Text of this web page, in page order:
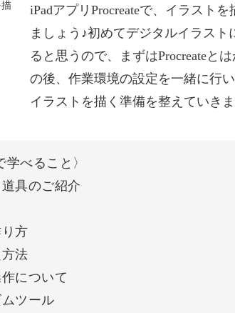
ッと始められ、準備や後片付けなど、
iPadアプリProcreateで、イラスト
ましょう♪初めてデジタルイラスト
ると思うので、まずはProcreateと
の後、作業環境の設定を一緒に行
イラストを描く準備を整えていきま
学べること〉
具のご紹介
方
法
について
ツール